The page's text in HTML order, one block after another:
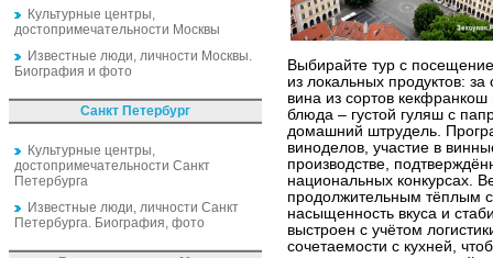
Культурные центры,
достопримечательности Москвы
Известные люди, личности Москвы.
Биография и фото
Санкт Петербург
Культурные центры,
достопримечательности Санкт
Петербурга
Известные люди, личности Санкт
Петербурга. Биография, фото
Выбирайте тур с
из локальных продуктов:
вина из сортов
блюда – густой гуляш с
домашний штрудель.
виноделов, участие в
производстве,
национальных конкурсах.
продолжительным тёплым
насыщенность вкуса и
выстроен с учётом
сочетаемости с кухней,